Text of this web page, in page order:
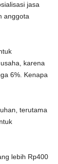
jasa
anggota
karena
6%. Kenapa
terutama
lebih Rp400